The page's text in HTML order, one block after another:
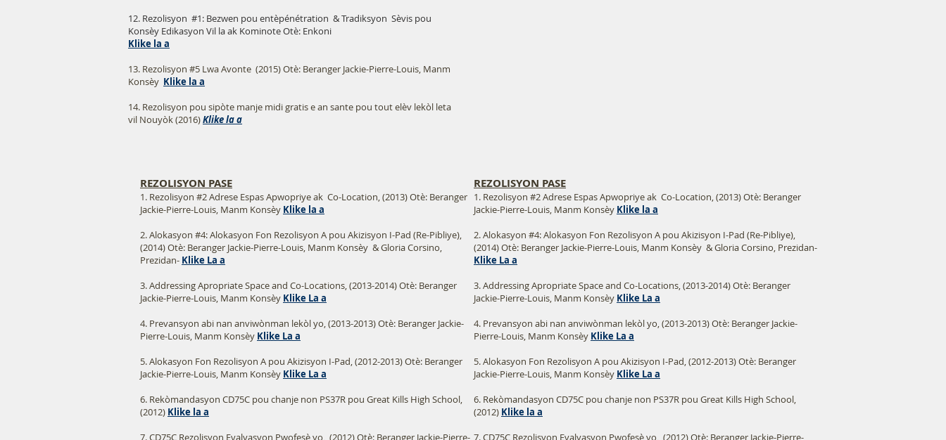
12. Rezolisyon #1: Bezwen pou entèpénétration & Tradiksyon Sèvis pou
Konsèy Edikasyon Vil la ak Kominote Otè: Enkoni
Klike la a
13. Rezolisyon #5 Lwa Avonte (2015) Otè: Beranger Jackie-Pierre-Louis, Manm
Konsèy Klike la a
14. Rezolisyon pou sipòte manje midi gratis e an sante pou tout elèv lekòl leta
vil Nouyòk (2016)Klike la a
REZOLISYON PASE
1. Rezolisyon #2 Adrese Espas Apwopriye ak Co-Location, (2013) Otè: Beranger
Jackie-Pierre-Louis, Manm Konsèy​​ Klike la a
2. Alokasyon #4: Alokasyon Fon Rezolisyon A pou Akizisyon I-Pad (Re-Pibliye),
(2014) Otè: Beranger Jackie-Pierre-Louis, Manm Konsèy & Gloria Corsino,
Prezidan- Klike La a
3. Addressing Apropriate Space and Co-Locations, (2013-2014) Otè: Beranger
Jackie-Pierre-Louis, Manm Konsèy Klike La a
4. Prevansyon abi nan anviwònman lekòl yo, (2013-2013) Otè: Beranger Jackie-
Pierre-Louis, Manm Konsèy Klike La a
5. Alokasyon Fon Rezolisyon A pou Akizisyon I-Pad, (2012-2013) Otè: Beranger
Jackie-Pierre-Louis, Manm Konsèy Klike La a
6. Rekòmandasyon CD75C pou chanje non PS37R pou Great Kills High School,
(2012) Klike la a
7. CD75C Rezolisyon Evalyasyon Pwofesè yo, (2012) Otè: Beranger Jackie-Pierre-
REZOLISYON PASE
1. Rezolisyon #2 Adrese Espas Apwopriye ak Co-Location, (2013) Otè: Beranger
Jackie-Pierre-Louis, Manm Konsèy​​ Klike la a
2. Alokasyon #4: Alokasyon Fon Rezolisyon A pou Akizisyon I-Pad (Re-Pibliye),
(2014) Otè: Beranger Jackie-Pierre-Louis, Manm Konsèy & Gloria Corsino, Prezidan-
Klike La a
3. Addressing Apropriate Space and Co-Locations, (2013-2014) Otè: Beranger
Jackie-Pierre-Louis, Manm Konsèy Klike La a
4. Prevansyon abi nan anviwònman lekòl yo, (2013-2013) Otè: Beranger Jackie-
Pierre-Louis, Manm Konsèy Klike La a
5. Alokasyon Fon Rezolisyon A pou Akizisyon I-Pad, (2012-2013) Otè: Beranger
Jackie-Pierre-Louis, Manm Konsèy Klike La a
6. Rekòmandasyon CD75C pou chanje non PS37R pou Great Kills High School,
(2012) Klike la a
7. CD75C Rezolisyon Evalyasyon Pwofesè yo, (2012) Otè: Beranger Jackie-Pierre-